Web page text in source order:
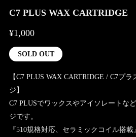
C7 PLUS WAX CARTRIDGE
¥1,000
SOLD OUT
【C7 PLUS WAX CARTRIDGE / C7プ
ジ】
C7 PLUSでワックスやアイソレートな
ジです。
『510規格対応、セラミックコイル搭